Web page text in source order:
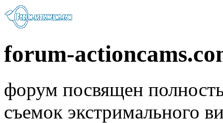
forum-
форум посвящен
съемок экстримального